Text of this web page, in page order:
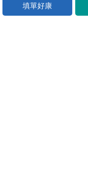
填單好康